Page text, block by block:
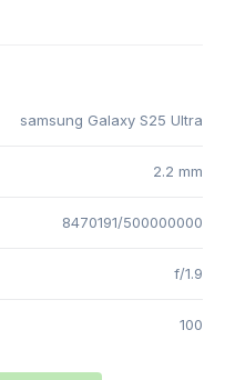
samsung Galaxy S25 Ultra
2.2 mm
8470191/500000000
f/1.9
100